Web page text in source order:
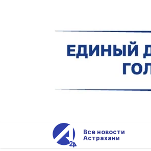
Все новости
Астрахани